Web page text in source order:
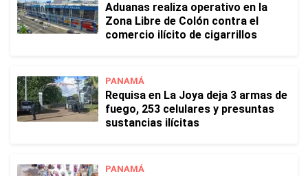
Aduanas realiza operativo en la
Zona Libre de Colón contra el
comercio ilícito de cigarrillos
PANAMÁ
Requisa en La Joya deja 3 armas de
fuego, 253 celulares y presuntas
sustancias ilícitas
PANAMÁ